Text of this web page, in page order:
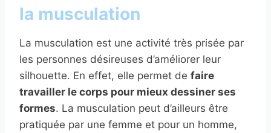
la musculation
La musculation est une activité très prisée par
les personnes désireuses d’améliorer leur
silhouette. En effet, elle permet de faire
travailler le corps pour mieux dessiner ses
formes. La musculation peut d’ailleurs être
pratiquée par une femme et pour un homme,